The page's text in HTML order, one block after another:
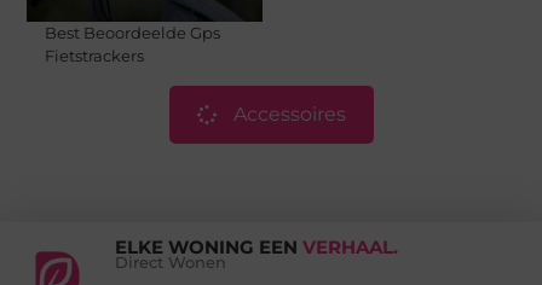
Best Beoordeelde Gps
Fietstrackers
Accessoires
ELKE WONING EEN VERHAAL.
Direct Wonen